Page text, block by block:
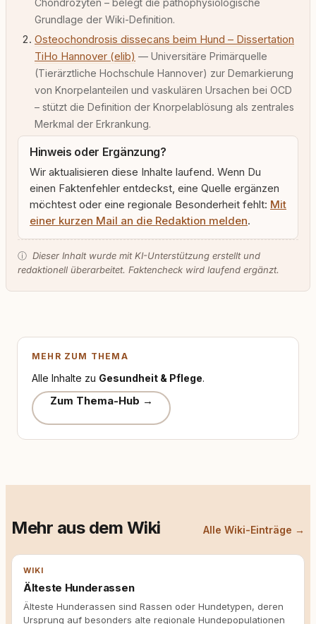
Chondrozyten – belegt die pathophysiologische
Grundlage der Wiki-Definition.
Osteochondrosis dissecans beim Hund – Dissertation
TiHo Hannover (elib) — Universitäre Primärquelle
(Tierärztliche Hochschule Hannover) zur Demarkierung
von Knorpelanteilen und vaskulären Ursachen bei OCD
– stützt die Definition der Knorpelablösung als zentrales
Merkmal der Erkrankung.
Hinweis oder Ergänzung?
Wir aktualisieren diese Inhalte laufend. Wenn Du
einen Faktenfehler entdeckst, eine Quelle ergänzen
möchtest oder eine regionale Besonderheit fehlt: Mit
einer kurzen Mail an die Redaktion melden.
ⓘ Dieser Inhalt wurde mit KI-Unterstützung erstellt und
redaktionell überarbeitet. Faktencheck wird laufend ergänzt.
MEHR ZUM THEMA
Alle Inhalte zu Gesundheit & Pflege.
Zum Thema-Hub →
Mehr aus dem Wiki Alle Wiki-Einträge →
WIKI
Älteste Hunderassen
Älteste Hunderassen sind Rassen oder Hundetypen, deren
Ursprung auf besonders alte regionale Hundepopulationen